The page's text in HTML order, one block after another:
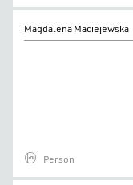
Maciejewska
Magdalena Maciejewska
Person